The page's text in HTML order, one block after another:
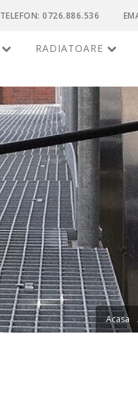
TELEFON: 0726.886.536
RADIATOARE
Acasa